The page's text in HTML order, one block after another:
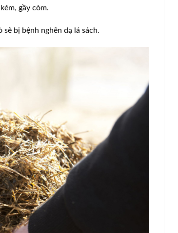
gầy còm.
bị bệnh nghẽn dạ lá sách.